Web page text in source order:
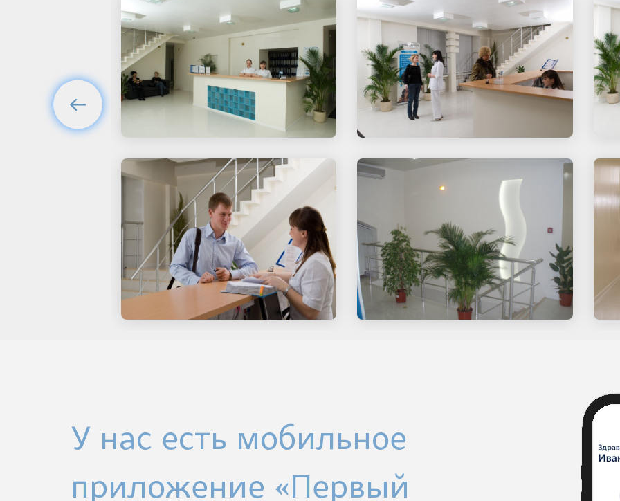
У нас есть мобильное
приложение «Первый